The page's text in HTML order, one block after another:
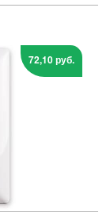
72,10 руб.